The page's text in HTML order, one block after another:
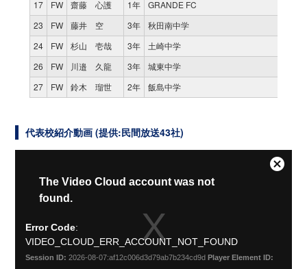
17
FW 齋藤 心護 1年 GRANDE FC
23
FW 藤井 空 3年 秋田南中学
24
FW 杉山 壱哉 3年 土崎中学
26
FW 川邉 久龍 3年 城東中学
27
FW 鈴木 瑠世 2年 飯島中学
代表校紹介動画 (提供:民間放送43社)
window.
The Video Cloud account was not
found.
Error Code:
VIDEO_CLOUD_ERR_ACCOUNT_NOT_FOUND
Session ID: 2026-08-07:af12c006d3d79ab7b234cd9dPlayer Element ID:
Close